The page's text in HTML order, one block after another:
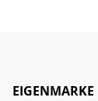
EIGENMARKE